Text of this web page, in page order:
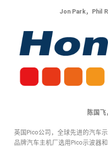
Jon Park，Phil
陈国飞
英国Pico公司，全球先进的汽车
品牌汽车主机厂选用Pico示波器